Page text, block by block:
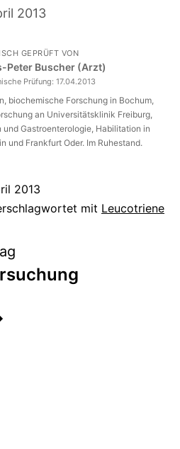
2013
GEPRÜFT VON
Peter Buscher (Arzt)
Prüfung: 17.04.2013
biochemische Forschung in Bochum,
an Universitätsklinik Freiburg,
Gastroenterologie, Habilitation in
und Frankfurt Oder. Im Ruhestand.
2013
mit Leucotriene